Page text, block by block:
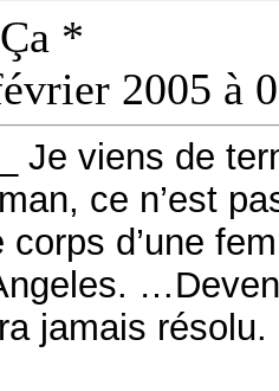
*
2005 à
Je viens de
ce n’est
corps d’une
jamais résolu.